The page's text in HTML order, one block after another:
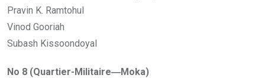
Pravin K. Ramtohul
Vinod Gooriah
Subash Kissoondoyal
No 8 (Quartier-Militaire―Moka)